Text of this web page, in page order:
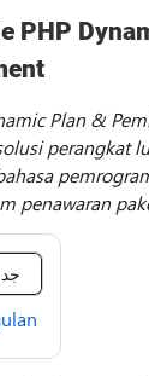
PHP
Plan &
perangkat
penawaran